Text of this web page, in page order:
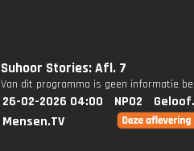
Suhoor Stories: Afl. 7
Van dit programma is geen informatie
26-02-2026 04:00 NPO2
Mensen.TV